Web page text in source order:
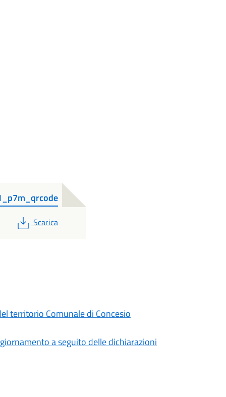
PDF
Scarica
territorio Comunale di Concesio
a seguito delle dichiarazioni